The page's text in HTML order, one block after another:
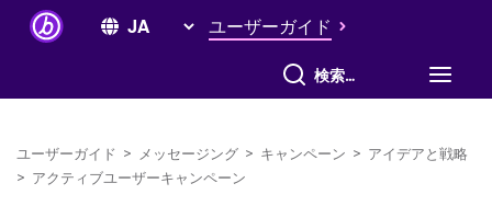
ユーザーガイド
すべて検索
ユーザーガイド > メッセージング > キャンペーン > アイデアと戦略
> アクティブユーザーキャンペーン